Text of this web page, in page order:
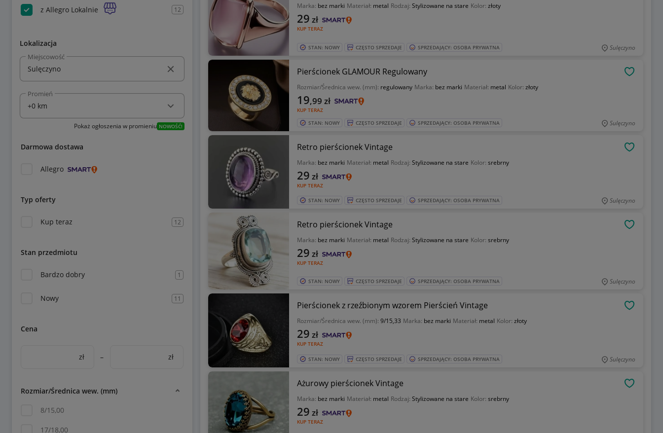
z Allegro Lokalnie 12
Lokalizacja
Miejscowość
Promień
Pokaż ogłoszenia w promieniu NOWOŚĆ!
Darmowa dostawa
Allegro
Typ oferty
Kup teraz 12
Stan przedmiotu
Bardzo dobry 1
Nowy 11
Cena
zł – zł
Rozmiar/Średnica wew. (mm)
8/15,00
17/18,00
Marka: bez marki Materiał: metal Rodzaj: Stylizowane na stare Kolor: złoty
KUP TERAZ
29 zł
STAN: NOWY CZĘSTO SPRZEDAJE SPRZEDAJĄCY: OSOBA PRYWATNA Sulęczyno
Pierścionek GLAMOUR Regulowany
Rozmiar/Średnica wew. (mm): regulowany Marka: bez marki Materiał: metal Kolor: złoty
KUP TERAZ
19,99 zł
STAN: NOWY CZĘSTO SPRZEDAJE SPRZEDAJĄCY: OSOBA PRYWATNA Sulęczyno
Retro pierścionek Vintage
Marka: bez marki Materiał: metal Rodzaj: Stylizowane na stare Kolor: srebrny
KUP TERAZ
29 zł
STAN: NOWY CZĘSTO SPRZEDAJE SPRZEDAJĄCY: OSOBA PRYWATNA Sulęczyno
Retro pierścionek Vintage
Marka: bez marki Materiał: metal Rodzaj: Stylizowane na stare Kolor: srebrny
KUP TERAZ
29 zł
STAN: NOWY CZĘSTO SPRZEDAJE SPRZEDAJĄCY: OSOBA PRYWATNA Sulęczyno
Pierścionek z rzeźbionym wzorem Pierścień Vintage
Rozmiar/Średnica wew. (mm): 9/15,33 Marka: bez marki Materiał: metal Kolor: złoty
KUP TERAZ
29 zł
STAN: NOWY CZĘSTO SPRZEDAJE SPRZEDAJĄCY: OSOBA PRYWATNA Sulęczyno
Ażurowy pierścionek Vintage
Marka: bez marki Materiał: metal Rodzaj: Stylizowane na stare Kolor: srebrny
KUP TERAZ
29 zł